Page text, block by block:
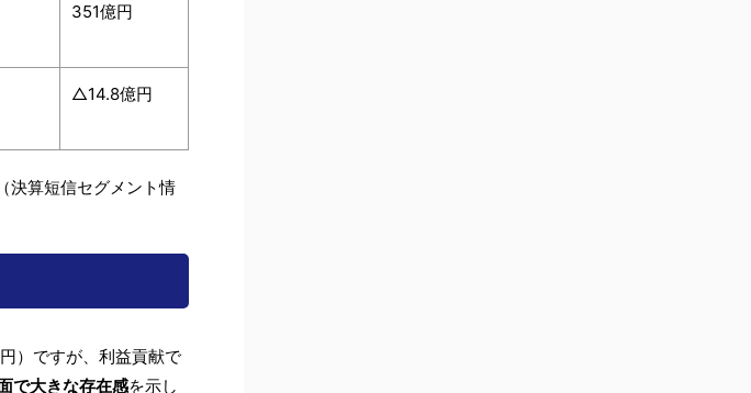
351億円
△14.8億円
決算短信セグメント情
）ですが、利益貢献で
で大きな存在感を示し